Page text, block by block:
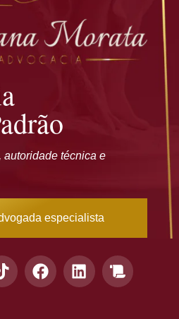
autoridade técnica e
especialista